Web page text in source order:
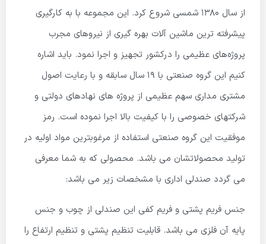
از سال ۱۳۸۰ شمسی شروع کرد. این مجموعه با به کارگیری
پیشرفته ترین ماشین آلات بهره گیری از نیروهای مجرب
پروژه‌های عظیمی را درکشور تجهیز و اجرا نمود. باید اشاره
کنیم این گروه صنعتی با ۱۹ سال سابقه و با رعایت اصول
مشتری مداری سهم عظیمی از پروژه های نهادهای دولتی و
شرکتهای خصوصی را با کیفیت بالا اجرا نموده است. رمز
موفقیت این گروه صنعتی استفاده از مرغوبترین مواد اولیه در
تولید محصولاتشان می باشد. محصولی که به شما معرفی
می گردد صندلی اداری با مشخصات زیر می باشد:
جنس فریم پشتی و فریم کفی این صندلی از چوب و جنس
پایه آن فلزی می باشد. قابلیت تنظیم پشتی و تنظیم ارتفاع را